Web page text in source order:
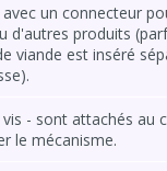
un connecteur
d'autres produits
viande est inséré
- sont attachés au
le mécanisme.